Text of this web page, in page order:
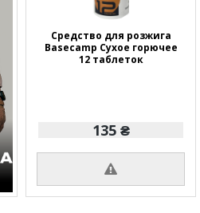
Средство для розжига
Basecamp Сухое горючее
12 таблеток
135 ₴